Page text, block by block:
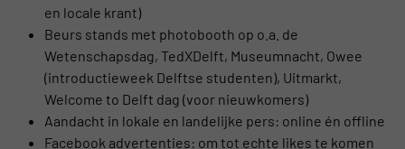
en locale krant)
Beurs stands met photobooth op o.a. de
Wetenschapsdag, TedXDelft, Museumnacht, Owee
(introductieweek Delftse studenten), Uitmarkt,
Welcome to Delft dag (voor nieuwkomers)
Aandacht in lokale en landelijke pers: online én offline
Facebook advertenties: om tot echte likes te komen